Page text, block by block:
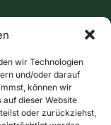
wir Technologien
und/oder darauf
können wir
auf dieser Website
oder zurückziehst,